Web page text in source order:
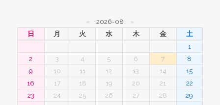
« 2026-08
»
日
月 火 水 木 金
土
1
2
3 4 5 6 7
8
9
10 11 12 13 14
15
16
17 18 19 20 21
22
23
24 25 26 27 28
29